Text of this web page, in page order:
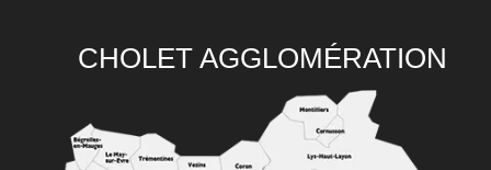
CHOLET AGGLOMÉRATION